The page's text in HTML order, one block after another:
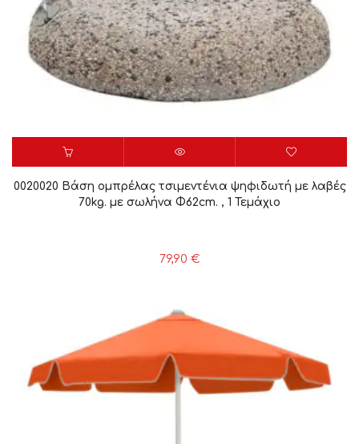
0020020 Βάση ομπρέλας τσιμεντένια ψηφιδωτή με λαβές
70kg. με σωλήνα Φ62cm. , 1 Τεμάχιο
79,90 €